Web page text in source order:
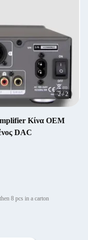
2/2
Κίνα OEM
DAC
8 pcs in a carton